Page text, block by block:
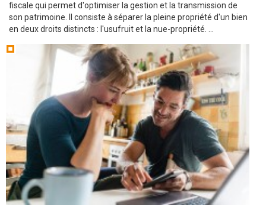
fiscale qui permet d'optimiser la gestion et la transmission de
son patrimoine. Il consiste à séparer la pleine propriété d'un bien
en deux droits distincts : l'usufruit et la nue-propriété. ...